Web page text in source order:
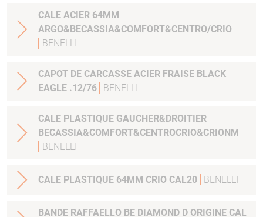
CALE ACIER 64MM
ARGO&BECASSIA&COMFORT&CENTRO/CRIO
BENELLI
CAPOT DE CARCASSE ACIER FRAISE BLACK
EAGLE .12/76
BENELLI
CALE PLASTIQUE GAUCHER&DROITIER
BECASSIA&COMFORT&CENTROCRIO&CRIONM
BENELLI
CALE PLASTIQUE 64MM CRIO CAL20 BENELLI
BANDE RAFFAELLO BE DIAMOND D ORIGINE CAL